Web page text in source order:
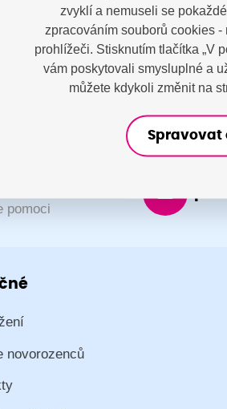
Kontaktujte nás
pomoci
novorozenců
zvyklí a nemuseli se
zpracováním souborů cookies
prohlížeči. Stisknutím tlačítka „V
vám poskytovali smysluplné a
můžete kdykoli změnit na
Spravovat